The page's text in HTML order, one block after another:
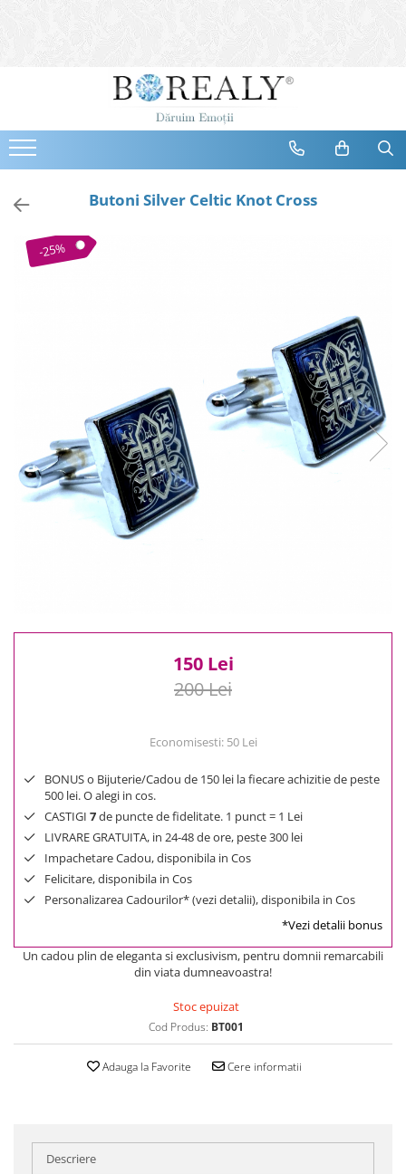
Bijuterii
Cercei
Bratari
Coliere
Brose
Tiare
Cele mai noi
Cele mai vandute
Cele mai votate
300 Lei - 500 Lei
Butoni Silver Celtic Knot Cross
-25%
150 Lei
200 Lei
Economisesti: 50 Lei
BONUS o Bijuterie/Cadou de 150 lei la fiecare achizitie de peste
500 lei. O alegi in cos.
CASTIGI 7de puncte de fidelitate. 1 punct = 1 Lei
LIVRARE GRATUITA, in 24-48 de ore, peste 300 lei
Impachetare Cadou, disponibila in Cos
Felicitare, disponibila in Cos
Personalizarea Cadourilor* (vezi detalii), disponibila in Cos
*Vezi detalii bonus
Un cadou plin de eleganta si exclusivism, pentru domnii remarcabili
din viata dumneavoastra!
Stoc epuizat
Cod Produs: BT001
Adauga la Favorite Cere informatii
Descriere